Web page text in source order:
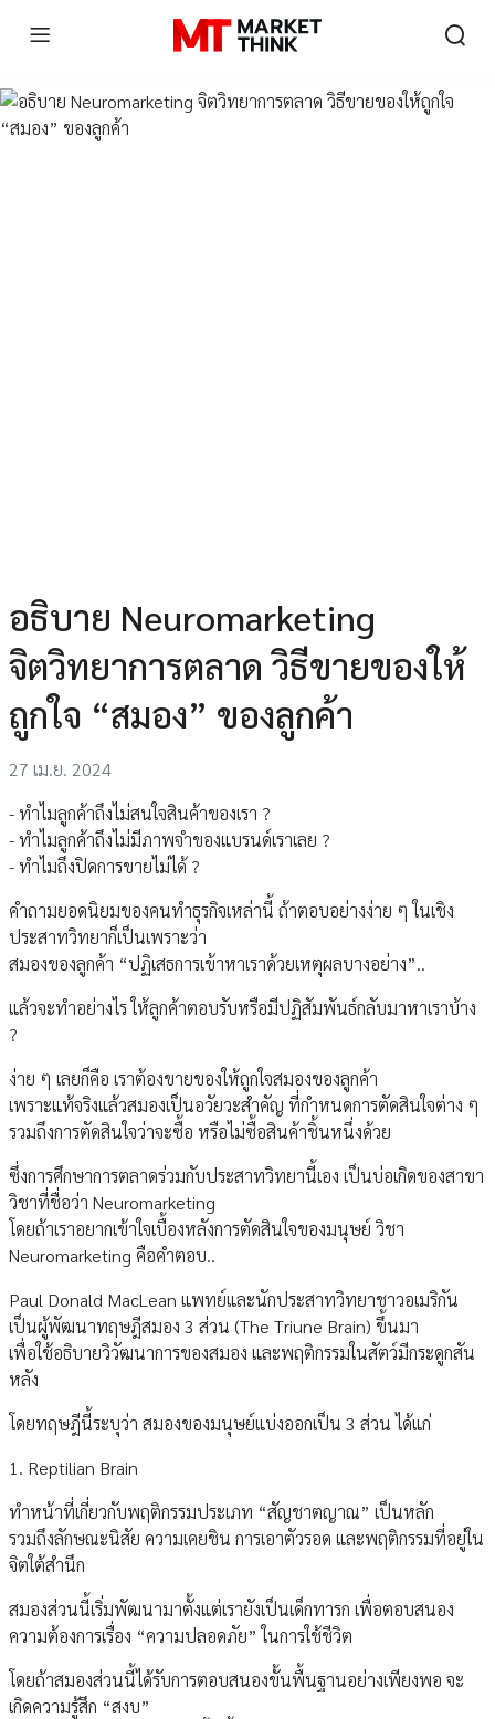
อธิบาย Neuromarketing
จิตวิทยาการตลาด วิธีขายของให้
ถูกใจ “สมอง” ของลูกค้า
27 เม.ย. 2024
- ทำไมลูกค้าถึงไม่สนใจสินค้าของเรา ?
- ทำไมลูกค้าถึงไม่มีภาพจำของแบรนด์เราเลย ?
- ทำไมถึงปิดการขายไม่ได้ ?
คำถามยอดนิยมของคนทำธุรกิจเหล่านี้ ถ้าตอบอย่างง่าย ๆ ในเชิง
ประสาทวิทยาก็เป็นเพราะว่า
สมองของลูกค้า “ปฏิเสธการเข้าหาเราด้วยเหตุผลบางอย่าง”..
แล้วจะทำอย่างไร ให้ลูกค้าตอบรับหรือมีปฏิสัมพันธ์กลับมาหาเราบ้าง
?
ง่าย ๆ เลยก็คือ เราต้องขายของให้ถูกใจสมองของลูกค้า
เพราะแท้จริงแล้วสมองเป็นอวัยวะสำคัญ ที่กำหนดการตัดสินใจต่าง ๆ
รวมถึงการตัดสินใจว่าจะซื้อ หรือไม่ซื้อสินค้าชิ้นหนึ่งด้วย
ซึ่งการศึกษาการตลาดร่วมกับประสาทวิทยานี้เอง เป็นบ่อเกิดของสาขา
วิชาที่ชื่อว่า Neuromarketing
โดยถ้าเราอยากเข้าใจเบื้องหลังการตัดสินใจของมนุษย์ วิชา
Neuromarketing คือคำตอบ..
Paul Donald MacLean แพทย์และนักประสาทวิทยาชาวอเมริกัน
เป็นผู้พัฒนาทฤษฎีสมอง 3 ส่วน (The Triune Brain) ขึ้นมา
เพื่อใช้อธิบายวิวัฒนาการของสมอง และพฤติกรรมในสัตว์มีกระดูกสัน
หลัง
โดยทฤษฎีนี้ระบุว่า สมองของมนุษย์แบ่งออกเป็น 3 ส่วน ได้แก่
1. Reptilian Brain
ทำหน้าที่เกี่ยวกับพฤติกรรมประเภท “สัญชาตญาณ” เป็นหลัก
รวมถึงลักษณะนิสัย ความเคยชิน การเอาตัวรอด และพฤติกรรมที่อยู่ใน
จิตใต้สำนึก
สมองส่วนนี้เริ่มพัฒนามาตั้งแต่เรายังเป็นเด็กทารก เพื่อตอบสนอง
ความต้องการเรื่อง “ความปลอดภัย” ในการใช้ชีวิต
โดยถ้าสมองส่วนนี้ได้รับการตอบสนองขั้นพื้นฐานอย่างเพียงพอ จะ
เกิดความรู้สึก “สงบ”